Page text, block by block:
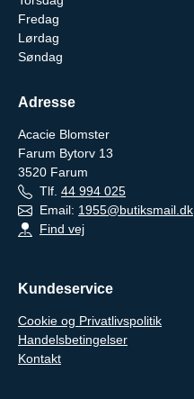
Fredag
Lørdag
Søndag
Adresse
Acacie Blomster
Farum Bytorv 13
3520 Farum
Tlf. 44 994 025
Email: 1955@butiksmail.dk
Find vej
Kundeservice
Cookie og Privatlivspolitik
Handelsbetingelser
Kontakt